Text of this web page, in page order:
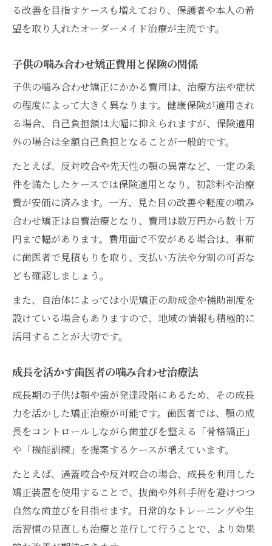
る改善を目指すケースも増えており、保護者や本人の希
望を取り入れたオーダーメイド治療が主流です。
子供の噛み合わせ矯正費用と保険の関係
子供の噛み合わせ矯正にかかる費用は、治療方法や症状
の程度によって大きく異なります。健康保険が適用され
る場合、自己負担額は大幅に抑えられますが、保険適用
外の場合は全額自己負担となることが一般的です。
たとえば、反対咬合や先天性の顎の異常など、一定の条
件を満たしたケースでは保険適用となり、初診料や治療
費が安価に済みます。一方、見た目の改善や軽度の噛み
合わせ矯正は自費治療となり、費用は数万円から数十万
円まで幅があります。費用面で不安がある場合は、事前
に歯医者で見積もりを取り、支払い方法や分割の可否な
ども確認しましょう。
また、自治体によっては小児矯正の助成金や補助制度を
設けている場合もありますので、地域の情報も積極的に
活用することが大切です。
成長を活かす歯医者の噛み合わせ治療法
成長期の子供は顎や歯が発達段階にあるため、その成長
力を活かした矯正治療が可能です。歯医者では、顎の成
長をコントロールしながら歯並びを整える「骨格矯正」
や「機能訓練」を提案するケースが増えています。
たとえば、過蓋咬合や反対咬合の場合、成長を利用した
矯正装置を使用することで、抜歯や外科手術を避けつつ
自然な歯並びを目指せます。日常的なトレーニングや生
活習慣の見直しも治療と並行して行うことで、より効果